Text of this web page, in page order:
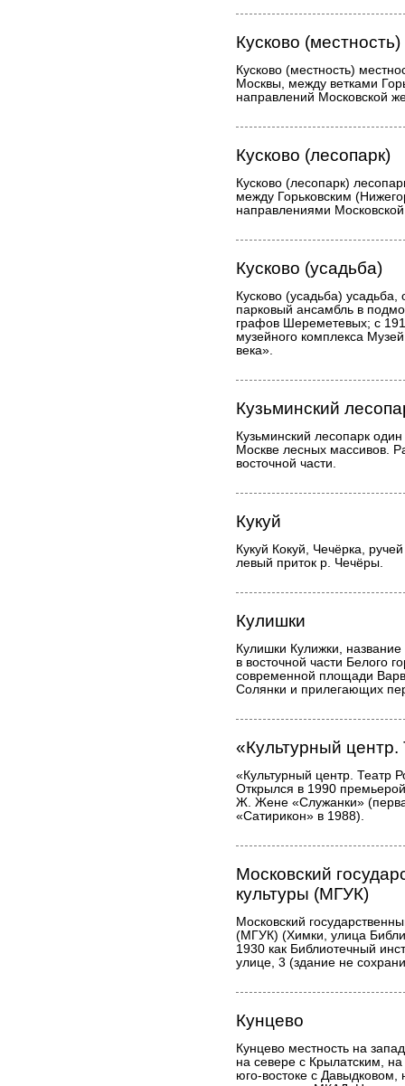
Кусково (местность)
Кусково (местность)
Москвы, между ветками
направлений Московской
Кусково (лесопарк)
Кусково (лесопарк)
между Горьковским
направлениями
Кусково (усадьба)
Кусково (усадьба)
парковый ансамбль в
графов Шереметевых; с
музейного комплекса
века».
Кузьминский
Кузьминский лесопарк
Москве лесных массивов.
восточной части.
Кукуй
Кукуй Кокуй, Чечёрка,
левый приток р. Чечёры.
Кулишки
Кулишки Кулижки,
в восточной части Белого
современной площади
Солянки и прилегающих
«Культурный
«Культурный центр. Театр
Открылся в 1990
Ж. Жене «Служанки»
«Сатирикон» в 1988).
Московский
культуры (МГУК)
Московский
(МГУК) (Химки, улица
1930 как Библиотечный
улице, 3 (здание не
Кунцево
Кунцево местность на
на севере с Крылатским,
юго-востоке с